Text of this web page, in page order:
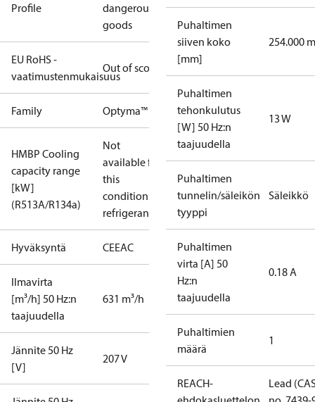
Profile
dangerous
goods
EU RoHS -
vaatimustenmukaisuus
Out of scope
Family Optyma™
HMBP Cooling
capacity range
[kW]
(R513A/R134a)
Not
available for
this
condition /
refrigerant
Hyväksyntä CEEAC
Ilmavirta
[m³/h] 50 Hz:n
taajuudella
631 m³/h
Jännite 50 Hz
[V]
207 V
Puhaltimen
siiven koko
[mm]
254.000
Puhaltimen
tehonkulutus
[W] 50 Hz:n
taajuudella
13 W
Puhaltimen
tunnelin/säleikön
tyyppi
Säleikkö
Puhaltimen
virta [A] 50
Hz:n
taajuudella
0.18 A
Puhaltimien
määrä
1
REACH-
Lead